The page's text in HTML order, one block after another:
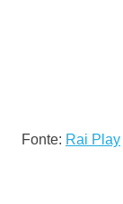
Fonte: Rai Play